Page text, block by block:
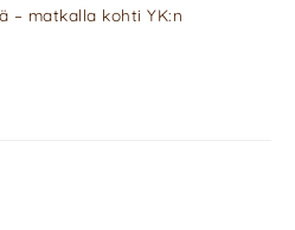
– matkalla kohti YK:n